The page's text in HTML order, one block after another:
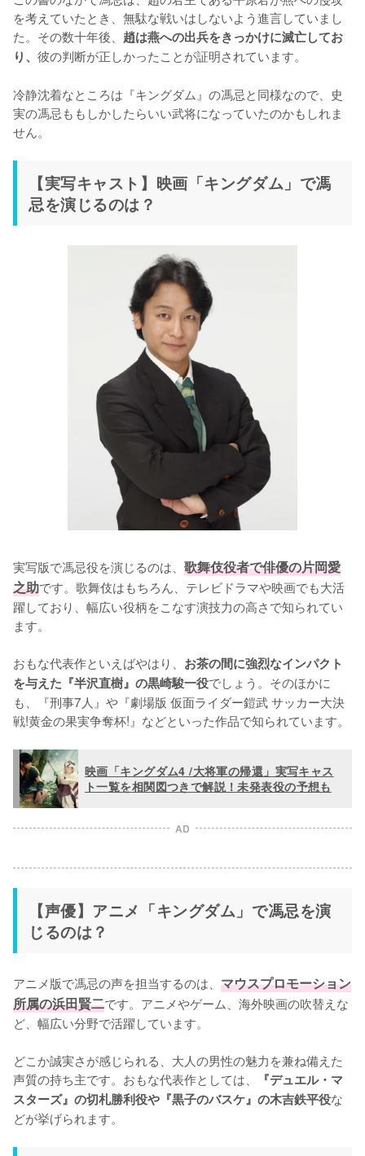
を考えていたとき、無駄な戦いはしないよう進言していまし
た。その数十年後、 趙は燕への出兵をきっかけに滅亡してお
り、 彼の判断が正しかったことが証明されています。
冷静沈着なところは『キングダム』の馮忌と同様なので、史
実の馮忌ももしかしたらいい武将になっていたのかもしれま
せん。
【実写キャスト】映画「キングダム」で馮
忌を演じるのは？
実写版で馮忌役を演じるのは、 歌舞伎役者で俳優の片岡愛
之助です。歌舞伎はもちろん、テレビドラマや映画でも大活
躍しており、幅広い役柄をこなす演技力の高さで知られてい
ます。
おもな代表作といえばやはり、 お茶の間に強烈なインパクト
を与えた『半沢直樹』の黒崎駿一役でしょう。そのほかに
も、『刑事7人』や『劇場版 仮面ライダー鎧武 サッカー大決
戦!黄金の果実争奪杯!』などといった作品で知られています。
映画「キングダム4 /大将軍の帰還」実写キャス
ト一覧を相関図つきで解説！未発表役の予想も
AD
【声優】アニメ「キングダム」で馮忌を演
じるのは？
アニメ版で馮忌の声を担当するのは、 マウスプロモーション
所属の浜田賢二です。アニメやゲーム、海外映画の吹替えな
ど、幅広い分野で活躍しています。
どこか誠実さが感じられる、大人の男性の魅力を兼ね備えた
声質の持ち主です。おもな代表作としては、
『デュエル・マ
スターズ』の切札勝利役や『黒子のバスケ』の木吉鉄平役な
どが挙げられます。